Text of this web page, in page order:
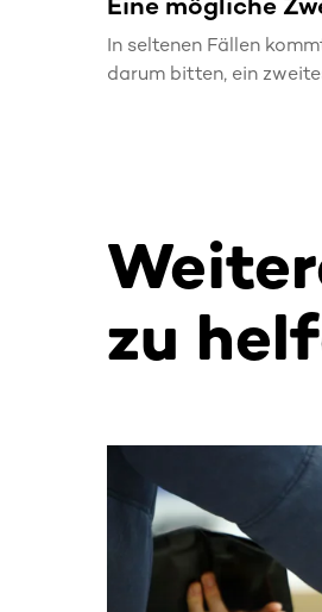
In seltenen Fällen
darum bitten, ein
zu
Dieser Bereich enthält